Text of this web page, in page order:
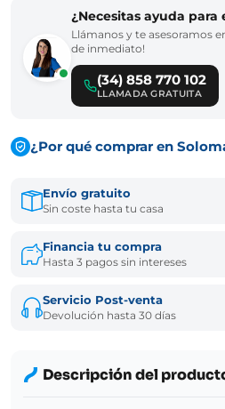
¿Necesitas ayuda
Llámanos y te asesoramos
de inmediato!
(34) 858 770 102
LLAMADA GRATUITA
¿Por qué comprar en
Envío gratuito
Sin coste hasta tu casa
Financia tu compra
Hasta 3 pagos sin intereses
Servicio Post-venta
Devolución hasta 30 días
Descripción del